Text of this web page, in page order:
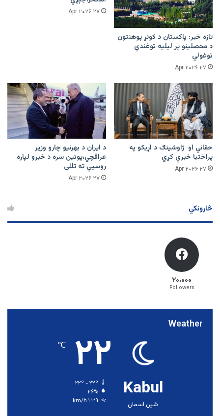
تازه خبر: پاکستان د کونړ پوهنتون
د محصلینو پر لیلیه توغندي
توغولي
۲۷ Apr ۲۰۲۶
۲۷ Apr ۲۰۲۶
حقاني او ژاوشینګ د اړیکو په
پراختیا خبرې کړي
۲۷ Apr ۲۰۲۶
د ایران د بهرنیو چارو وزیر
عراقچي،پوتین سره د خبرو لپاره
روسیې ته تللی
۲۷ Apr ۲۰۲۶
څارونکي
۲۰،۰۰۰
Followers
Weather
Kabul
شین اسمان
۲۲ ℃
۲۶%
۱.۳۹ km/h